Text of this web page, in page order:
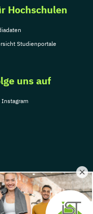
Hochschulen
Studienportale
uns auf
Instagram